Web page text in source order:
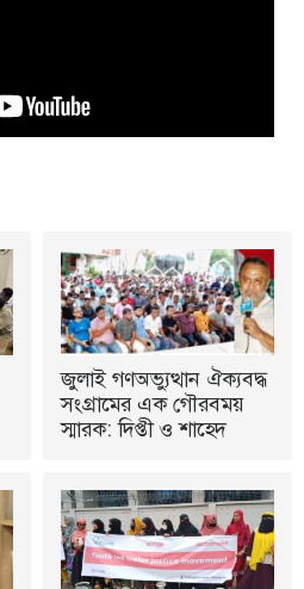
জুলাই গণঅভ্যুত্থান ঐক্যবদ্ধ
সংগ্রামের এক গৌরবময়
স্মারক: দিপ্তী ও শাহেদ